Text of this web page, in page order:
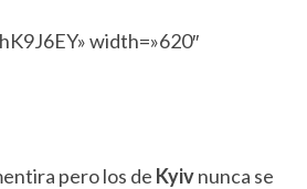
width=»620″
pero los de Kyivnunca se